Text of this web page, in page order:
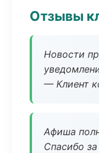
Отзывы
Новости
— Клиент
Афиша
Спасибо